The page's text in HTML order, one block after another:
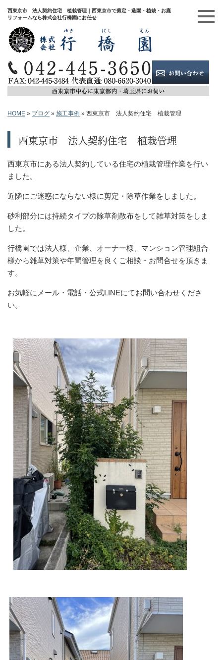
西東京市 法人契約住宅 植栽管理｜西東京市で剪定・造園・植栽・お庭
リフォームなら株式会社行橋園にお任せ
HOME » ブログ » 施工事例 » 西東京市 法人契約住宅 植栽管理
西東京市 法人契約住宅 植栽管理
西東京市にある法人契約している住宅の植栽管理作業を行い
ました。
近隣にご迷惑にならない様に剪定・除草作業をしました。
砂利部分には持続タイプの除草剤散布をして雑草対策をしま
した。
行橋園では法人様、企業、オーナー様、マンション管理組合
様から雑草対策や年間管理を良くご相談・お問合せを頂きま
す。
お気軽にメール・電話・公式LINEにてお問い合わせくださ
い。